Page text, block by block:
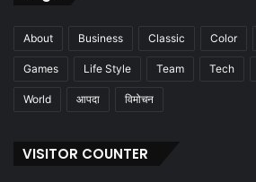
About Business Classic Color
Games Life Style Team Tech
World आपदा विमोचन
VISITOR COUNTER